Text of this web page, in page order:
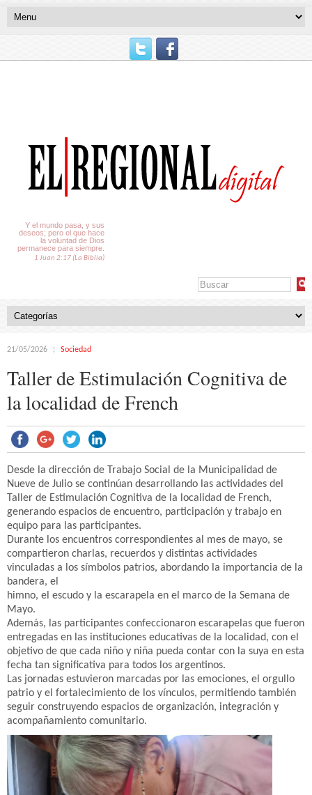
Y el mundo pasa, y sus
deseos; pero el que hace
la voluntad de Dios
permanece para siempre.
1 Juan 2:17 (La Biblia)
21/05/2026 Sociedad
Taller de Estimulación Cognitiva de
la localidad de French
Desde la dirección de Trabajo Social de la Municipalidad de
Nueve de Julio se continúan desarrollando las actividades del
Taller de Estimulación Cognitiva de la localidad de French,
generando espacios de encuentro, participación y trabajo en
equipo para las participantes.
Durante los encuentros correspondientes al mes de mayo, se
compartieron charlas, recuerdos y distintas actividades
vinculadas a los símbolos patrios, abordando la importancia de la
bandera, el
himno, el escudo y la escarapela en el marco de la Semana de
Mayo.
Además, las participantes confeccionaron escarapelas que fueron
entregadas en las instituciones educativas de la localidad, con el
objetivo de que cada niño y niña pueda contar con la suya en esta
fecha tan significativa para todos los argentinos.
Las jornadas estuvieron marcadas por las emociones, el orgullo
patrio y el fortalecimiento de los vínculos, permitiendo también
seguir construyendo espacios de organización, integración y
acompañamiento comunitario.